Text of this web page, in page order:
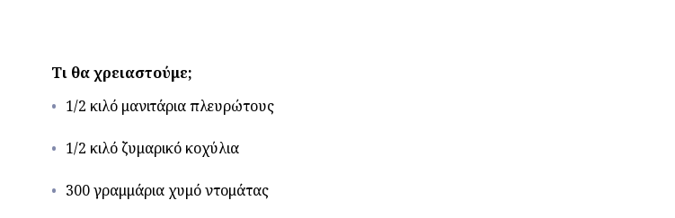
Τι θα χρειαστούμε;
1/2 κιλό μανιτάρια πλευρώτους
1/2 κιλό ζυμαρικό κοχύλια
300 γραμμάρια χυμό ντομάτας